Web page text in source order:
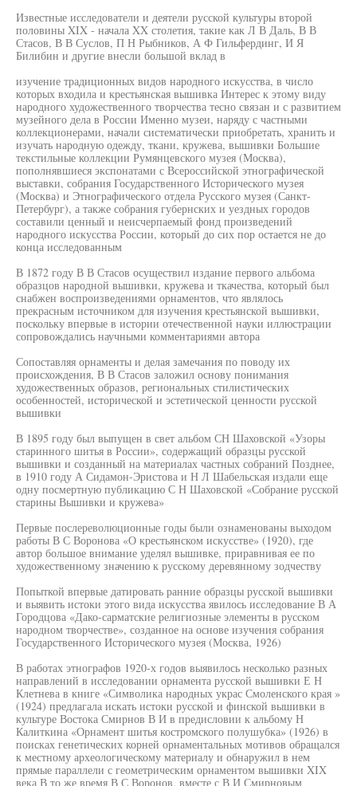
Известные исследователи и деятели русской культуры второй
половины XIX - начала XX столетия, такие как Л В Даль, В В
Стасов, В В Суслов, П Н Рыбников, А Ф Гильфердинг, И Я
Билибин и другие внесли большой вклад в
изучение традиционных видов народного искусства, в число
которых входила и крестьянская вышивка Интерес к этому виду
народного художественного творчества тесно связан и с развитием
музейного дела в России Именно музеи, наряду с частными
коллекционерами, начали систематически приобретать, хранить и
изучать народную одежду, ткани, кружева, вышивки Большие
текстильные коллекции Румянцевского музея (Москва),
пополнявшиеся экспонатами с Всероссийской этнографической
выставки, собрания Государственного Исторического музея
(Москва) и Этнографического отдела Русского музея (Санкт-
Петербург), а также собрания губернских и уездных городов
составили ценный и неисчерпаемый фонд произведений
народного искусства России, который до сих пор остается не до
конца исследованным
В 1872 году В В Стасов осуществил издание первого альбома
образцов народной вышивки, кружева и ткачества, который был
снабжен воспроизведениями орнаментов, что являлось
прекрасным источником для изучения крестьянской вышивки,
поскольку впервые в истории отечественной науки иллюстрации
сопровождались научными комментариями автора
Сопоставляя орнаменты и делая замечания по поводу их
происхождения, В В Стасов заложил основу понимания
художественных образов, региональных стилистических
особенностей, исторической и эстетической ценности русской
вышивки
В 1895 году был выпущен в свет альбом СН Шаховской «Узоры
старинного шитья в России», содержащий образцы русской
вышивки и созданный на материалах частных собраний Позднее,
в 1910 году А Сидамон-Эристова и Н Л Шабельская издали еще
одну посмертную публикацию С Н Шаховской «Собрание русской
старины Вышивки и кружева»
Первые послереволюционные годы были ознаменованы выходом
работы В С Воронова «О крестьянском искусстве» (1920), где
автор большое внимание уделял вышивке, приравнивая ее по
художественному значению к русскому деревянному зодчеству
Попыткой впервые датировать ранние образцы русской вышивки
и выявить истоки этого вида искусства явилось исследование В А
Городцова «Дако-сарматские религиозные элементы в русском
народном творчестве», созданное на основе изучения собрания
Государственного Исторического музея (Москва, 1926)
В работах этнографов 1920-х годов выявилось несколько разных
направлений в исследовании орнамента русской вышивки Е Н
Клетнева в книге «Символика народных украс Смоленского края »
(1924) предлагала искать истоки русской и финской вышивки в
культуре Востока Смирнов В И в предисловии к альбому Н
Калиткина «Орнамент шитья костромского полушубка» (1926) в
поисках генетических корней орнаментальных мотивов обращался
к местному археологическому материалу и обнаружил в нем
прямые параллели с геометрическим орнаментом вышивки XIX
века В то же время В С Воронов, вместе с В И Смирновым